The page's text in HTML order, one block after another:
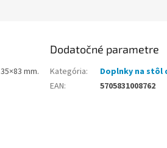
mm.
Dodatočné parametre
Kategória:
Doplnky na stôl
EAN: 5705831008762